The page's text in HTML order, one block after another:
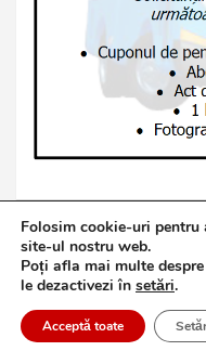
Copyright ©
Politică de
Proudly
Folosim cookie-uri pentru
site-ul nostru web.
Poți afla mai multe
le dezactivezi în setări.
Acceptă toate